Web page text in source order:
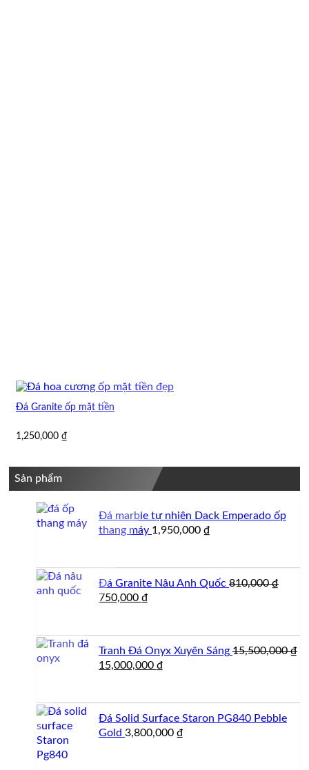
Đá Granite ốp mặt tiền
1,250,000 ₫
Sản phẩm
Đá marble tự nhiên Dack Emperado ốp
thang máy 1,950,000 ₫
Đá Granite Nâu Anh Quốc 810,000₫
Giá
750,000 ₫
750,000 ₫.
Tranh Đá Onyx Xuyên Sáng 15,500,000₫
Giá
15,000,000 ₫
15,000,000 ₫.
Đá Solid Surface Staron PG840 Pebble
Gold 3,800,000 ₫